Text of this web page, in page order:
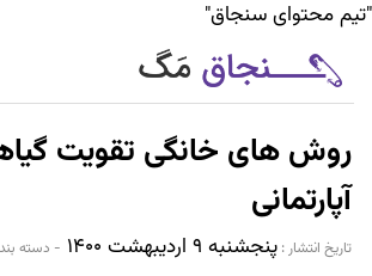
"تیم محتوای سنجاق"
سیر تا پیاز خدمات
روش های خانگی تقویت
آپارتمانی
تاریخ انتشار :‌ پنجشنبه ۹ اردیبهشت ۱۴۰۰ - دسته